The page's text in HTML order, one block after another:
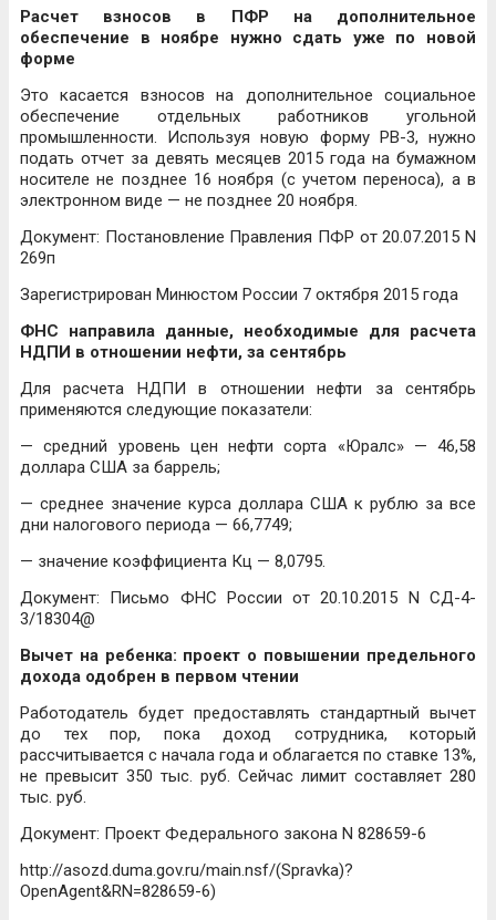
Расчет взносов в ПФР на дополнительное
обеспечение в ноябре нужно сдать уже по новой
форме
Это касается взносов на дополнительное социальное
обеспечение отдельных работников угольной
промышленности. Используя новую форму РВ-3, нужно
подать отчет за девять месяцев 2015 года на бумажном
носителе не позднее 16 ноября (с учетом переноса), а в
электронном виде — не позднее 20 ноября.
Документ: Постановление Правления ПФР от 20.07.2015 N
269п
Зарегистрирован Минюстом России 7 октября 2015 года
ФНС направила данные, необходимые для расчета
НДПИ в отношении нефти, за сентябрь
Для расчета НДПИ в отношении нефти за сентябрь
применяются следующие показатели:
— средний уровень цен нефти сорта «Юралс» — 46,58
доллара США за баррель;
— среднее значение курса доллара США к рублю за все
дни налогового периода — 66,7749;
— значение коэффициента Кц — 8,0795.
Документ: Письмо ФНС России от 20.10.2015 N СД-4-
3/18304@
Вычет на ребенка: проект о повышении предельного
дохода одобрен в первом чтении
Работодатель будет предоставлять стандартный вычет
до тех пор, пока доход сотрудника, который
рассчитывается с начала года и облагается по ставке 13%,
не превысит 350 тыс. руб. Сейчас лимит составляет 280
тыс. руб.
Документ: Проект Федерального закона N 828659-6
http://asozd.duma.gov.ru/main.nsf/(Spravka)?
OpenAgent&RN=828659-6)